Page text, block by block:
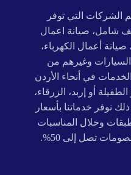
الشركات التي توفر
شامل، صيانة اعمال
أعمال الكهرباء،
وغيرهم من
في أنحاء الأردن
أو إربد، الزرقاء،
نوفر خدماتنا بأسعار
وخلال المناسبات
تصل إلى 50%.